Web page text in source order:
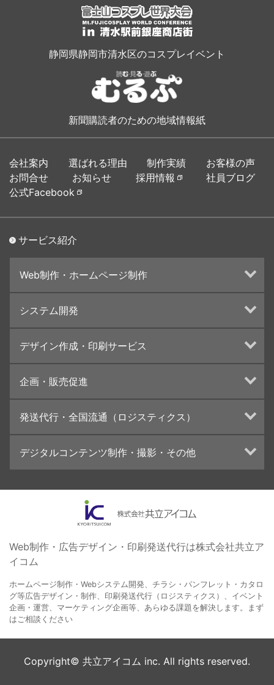
静岡県静岡市清水区のコスプレイベント
新聞購読者のための地域情報紙
会社案内 選ばれる理由 制作実績
お客様の声
お問合せ
お知らせ 採用情報
社員ブログ
公式Facebook
サービス紹介
Web制作・ホームページ制作
ランディングページ制作
インターネット広告代行
UI・UXデザイン設計
システム開発
デザイン作成・印刷サービス
カタログデザインの制作・印刷
学校・会社案内パンフレット制作・印刷
高精細印刷（スブリマ印刷）
社内報
名刺
一般印刷 （オンデマンド・オフセット）
ユニバーサル・コミュニケーション・デザイン
企画・販売促進
ブランディング戦略
コンテンツ制作
採用プロモーション
発送代行・全国流通（ロジスティクス）
デジタルコンテンツ制作・撮影・その他
イラスト・キャラクター制作
ロゴデザイン・CI設計
コピー・ライティング
電子ブック制作
自社メディア
Web制作・広告デザイン・印刷発送代行は株式会社共立ア
イコム
ホームページ制作・Webシステム開発、チラシ・パンフレット・カタロ
グ等広告デザイン・制作、印刷発送代行（ロジスティクス）、イベント
企画・運営、マーケティング企画等、あらゆる課題を解決します。まず
はご相談ください
Copyright© 共立アイコム inc. All rights reserved.